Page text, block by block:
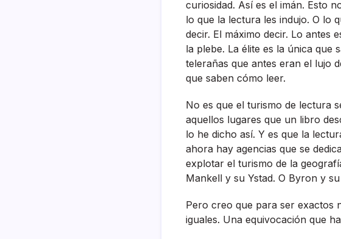
curiosidad. Así­ es el imán. Esto
lo que la lectura les indujo. O lo
decir. El máximo decir. Lo antes
la plebe. La élite es la única que
telerañas que antes eran el lujo
que saben cómo leer.
No es que el turismo de lectura
aquellos lugares que un libro
lo he dicho así­. Y es que la
ahora hay agencias que se
explotar el turismo de la
Mankell y su Ystad. O Byron y
Pero creo que para ser exactos
iguales. Una equivocación que